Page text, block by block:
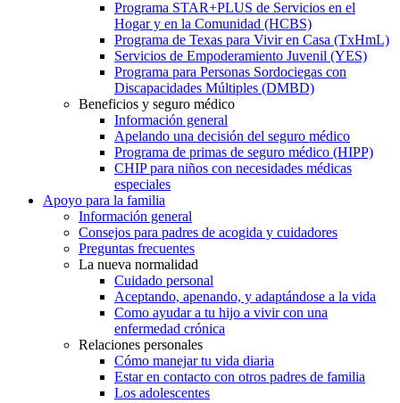
Programa STAR+PLUS de Servicios en el
Hogar y en la Comunidad (HCBS)
Programa de Texas para Vivir en Casa (TxHmL)
Servicios de Empoderamiento Juvenil (YES)
Programa para Personas Sordociegas con
Discapacidades Múltiples (DMBD)
Beneficios y seguro médico
Información general
Apelando una decisión del seguro médico
Programa de primas de seguro médico (HIPP)
CHIP para niños con necesidades médicas
especiales
Apoyo para la familia
Información general
Consejos para padres de acogida y cuidadores
Preguntas frecuentes
La nueva normalidad
Cuidado personal
Aceptando, apenando, y adaptándose a la vida
Como ayudar a tu hijo a vivir con una
enfermedad crónica
Relaciones personales
Cómo manejar tu vida diaria
Estar en contacto con otros padres de familia
Los adolescentes